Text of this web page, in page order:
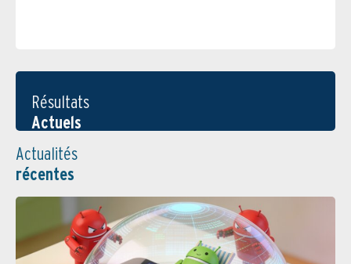
Résultats
Actuels
Actualités
récentes